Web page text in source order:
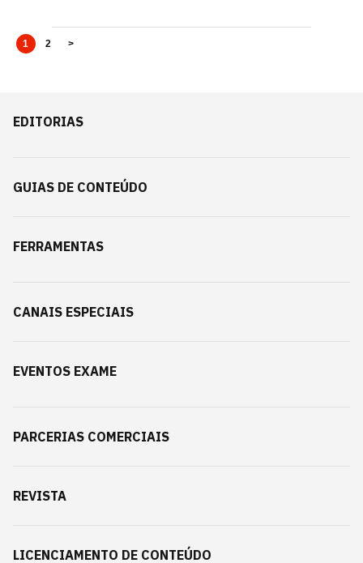
1 2 >
EDITORIAS
GUIAS DE CONTEÚDO
FERRAMENTAS
CANAIS ESPECIAIS
EVENTOS EXAME
PARCERIAS COMERCIAIS
REVISTA
LICENCIAMENTO DE CONTEÚDO